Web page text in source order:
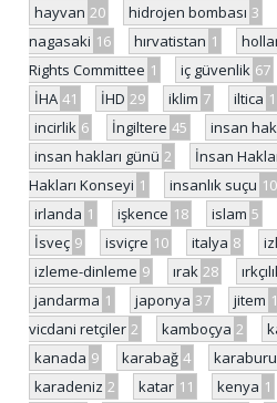
hayvan 20 hidrojen bombası 3
nagasaki 16 hırvatistan 1
Rights Committee 1 iç güvenlik 67
İHA 41 İHD 29 iklim 7 iltica 1
incirlik 6 İngiltere 45 insan
insan hakları günü 2 İnsan
Hakları Konseyi 1 insanlık suçu 10
irlanda 1 işkence 18 islam 5
İsveç 9 isviçre 10 italya 8
izleme-dinleme 9 ırak 28
jandarma 1 japonya 37 jitem 1
vicdani retçiler 2 kamboçya 2
kanada 9 karabağ 4
karadeniz 2 katar 11 kenya 1